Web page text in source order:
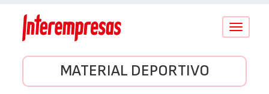
Conmutar
MATERIAL DEPORTIVO